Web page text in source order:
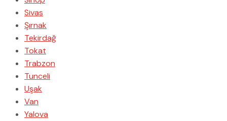
Sivas
Şırnak
Tekirdağ
Tokat
Trabzon
Tunceli
Uşak
Van
Yalova